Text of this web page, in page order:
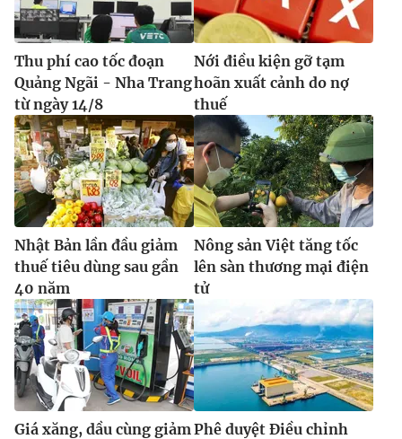
Thu phí cao tốc đoạn
Quảng Ngãi - Nha Trang
từ ngày 14/8
Nới điều kiện gỡ tạm
hoãn xuất cảnh do nợ
thuế
Nhật Bản lần đầu giảm
thuế tiêu dùng sau gần
40 năm
Nông sản Việt tăng tốc
lên sàn thương mại điện
tử
Giá xăng, dầu cùng giảm Phê duyệt Điều chỉnh